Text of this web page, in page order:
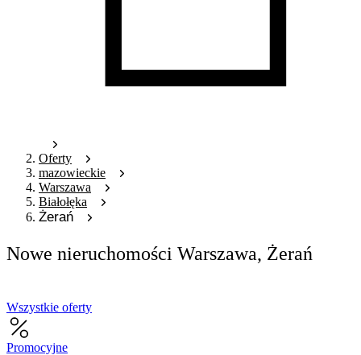
Oferty
mazowieckie
Warszawa
Białołęka
Żerań
Nowe nieruchomości Warszawa, Żerań
Wszystkie oferty
Promocyjne